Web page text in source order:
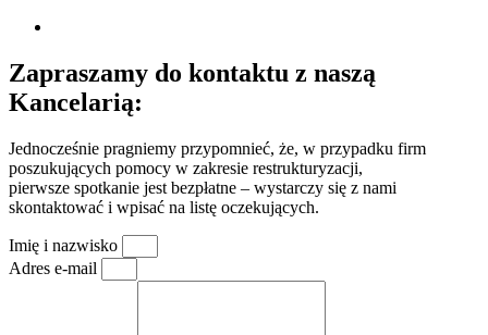
Zapraszamy do kontaktu z naszą
Kancelarią:
Jednocześnie pragniemy przypomnieć, że, w przypadku firm
poszukujących pomocy w zakresie restrukturyzacji,
pierwsze spotkanie jest bezpłatne – wystarczy się z nami
skontaktować i wpisać na listę oczekujących.
Imię i nazwisko
Adres e-mail